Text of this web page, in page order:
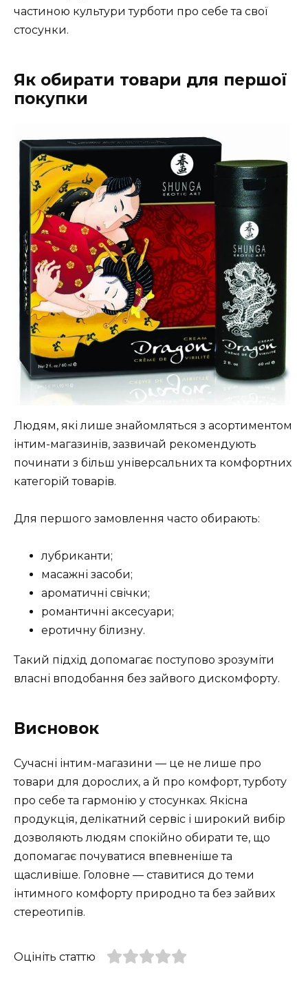
частиною культури турботи про себе та свої
стосунки.
Як обирати товари для першої
покупки
Людям, які лише знайомляться з асортиментом
інтим-магазинів, зазвичай рекомендують
починати з більш універсальних та комфортних
категорій товарів.
Для першого замовлення часто обирають:
лубриканти;
масажні засоби;
ароматичні свічки;
романтичні аксесуари;
еротичну білизну.
Такий підхід допомагає поступово зрозуміти
власні вподобання без зайвого дискомфорту.
Висновок
Сучасні інтим-магазини — це не лише про
товари для дорослих, а й про комфорт, турботу
про себе та гармонію у стосунках. Якісна
продукція, делікатний сервіс і широкий вибір
дозволяють людям спокійно обирати те, що
допомагає почуватися впевненіше та
щасливіше. Головне — ставитися до теми
інтимного комфорту природно та без зайвих
стереотипів.
Оцініть статтю